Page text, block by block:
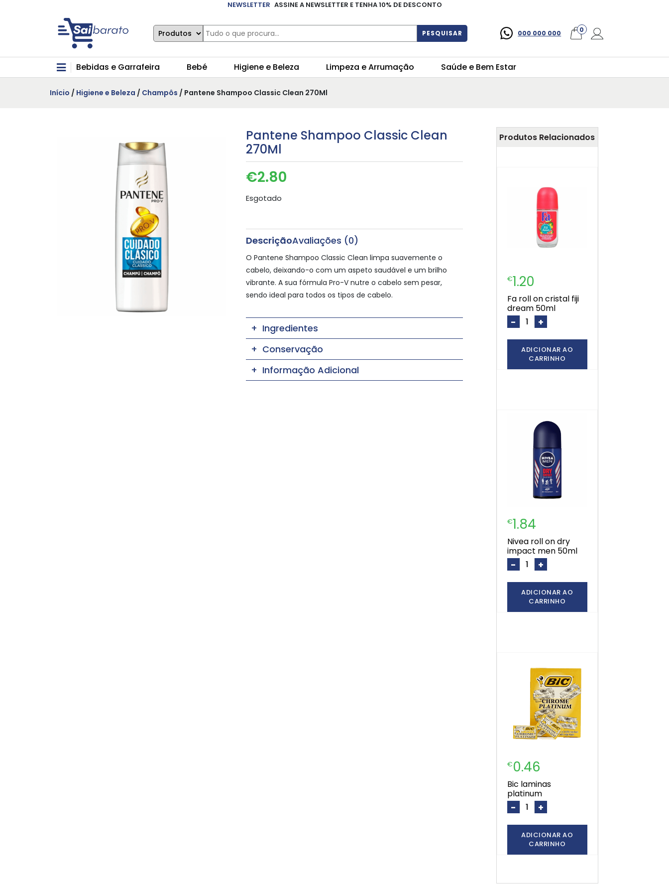
NEWSLETTER ASSINE A NEWSLETTER E TENHA 10% DE DESCONTO
PESQUISAR 000 000 000 0
Bebidas e Garrafeira Bebé Higiene e Beleza Limpeza e Arrumação Saúde e Bem Estar
Início / Higiene e Beleza / Champôs / Pantene Shampoo Classic Clean 270Ml
Pantene Shampoo Classic Clean
270Ml
€2.80
Esgotado
DescriçãoAvaliações (0)
O Pantene Shampoo Classic Clean limpa suavemente o
cabelo, deixando-o com um aspeto saudável e um brilho
vibrante. A sua fórmula Pro-V nutre o cabelo sem pesar,
sendo ideal para todos os tipos de cabelo.
Ingredientes
Conservação
Informação Adicional
Produtos Relacionados
€1.20
fa roll on cristal fiji
dream 50ml
- +
ADICIONAR AO
CARRINHO
€1.84
nivea roll on dry
impact men 50ml
- +
ADICIONAR AO
CARRINHO
€0.46
bic laminas
platinum
- +
ADICIONAR AO
CARRINHO